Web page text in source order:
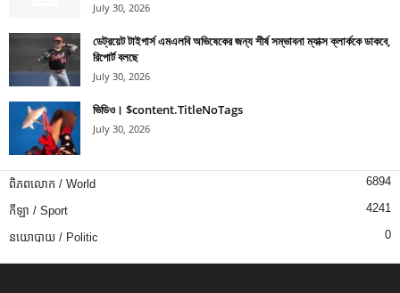
July 30, 2026
ডেট্রয়েট টাইগার্স এমএলবি অভিষেকের জন্য শীর্ষ সম্ভাবনা ম্যাক্স ক্লার্ককে ডাকবে,
রিপোর্ট বলছে
July 30, 2026
ভিডিও। $content.TitleNoTags
July 30, 2026
ពិភពលោក / World 6894
កីឡា / Sport 4241
នយោបាយ / Politic 0